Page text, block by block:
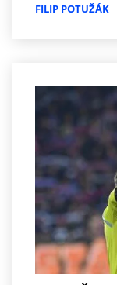
FILIP POTUŽÁK